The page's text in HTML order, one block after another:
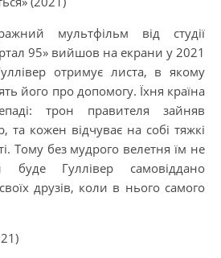
мультфільм від студії
95» вийшов на екрани у 2021
отримує листа, в якому
його про допомогу. Їхня країна
трон правителя зайняв
та кожен відчуває на собі тяжкі
Тому без мудрого велетня їм не
Гуллівер самовіддано
друзів, коли в нього самого